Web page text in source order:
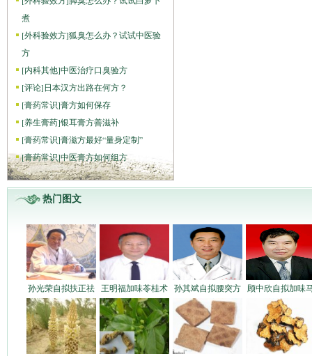
煮
[外科验效方]狐臭怎么办？试试中医验
方
[内科其他]中医治疗口臭验方
[评论]日本汉方出路在何方？
[膏药常识]膏方如何保存
[养生膏药]银耳膏方善滋补
[膏药常识]膏滋方最好“量身定制”
[膏药常识]中医膏方如何组方
热门图文
孙光荣自拟扶正祛 王明福加味苓桂术 孙其斌自拟腰突方 顾中欣自拟加味